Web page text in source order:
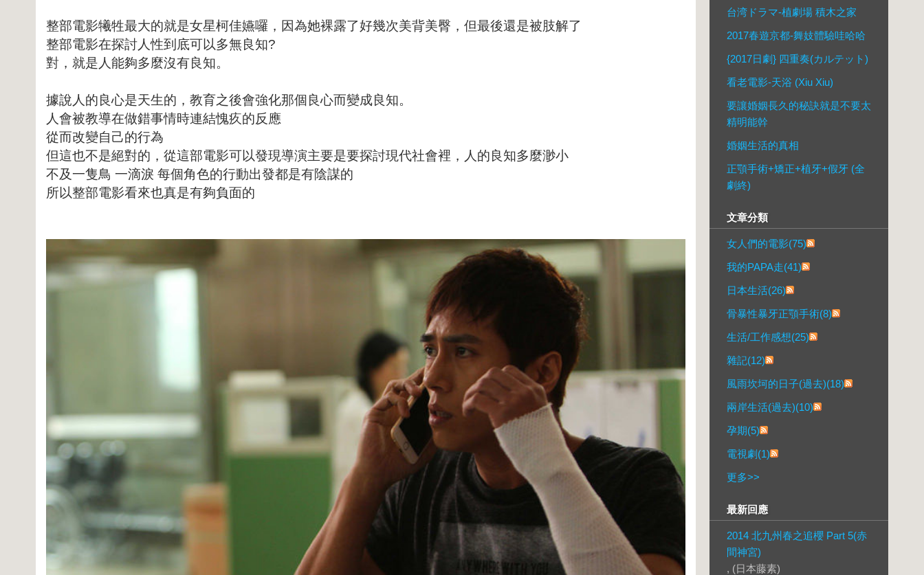
整部電影犧牲最大的就是女星柯佳嬿囉，因為她裸露了好幾次美背美臀，但最後還是被肢解了
整部電影在探討人性到底可以多無良知?
對，就是人能夠多麼沒有良知。
據說人的良心是天生的，教育之後會強化那個良心而變成良知。
人會被教導在做錯事情時連結愧疚的反應
從而改變自己的行為
但這也不是絕對的，從這部電影可以發現導演主要是要探討現代社會裡，人的良知多麼渺小
不及一隻鳥 一滴淚 每個角色的行動出發都是有陰謀的
所以整部電影看來也真是有夠負面的
台湾ドラマ-植劇場 積木之家
2017春遊京都-舞妓體驗哇哈哈
{2017日劇} 四重奏(カルテット)
看老電影-天浴 (Xiu Xiu)
要讓婚姻長久的秘訣就是不要太
精明能幹
婚姻生活的真相
正顎手術+矯正+植牙+假牙 (全
劇終)
文章分類
女人們的電影(75)
我的PAPA走(41)
日本生活(26)
骨暴性暴牙正顎手術(8)
生活/工作感想(25)
雜記(12)
風雨坎坷的日子(過去)(18)
兩岸生活(過去)(10)
孕期(5)
電視劇(1)
更多>>
最新回應
2014 北九州春之追櫻 Part 5(赤
間神宮)
, (日本藤素)